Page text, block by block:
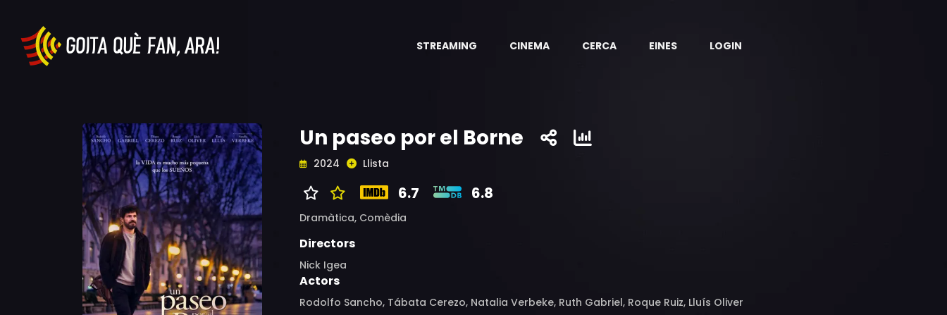
STREAMING CINEMA CERCA EINES LOGIN
Un paseo por el Borne
2024 Llista
6.7 6.8
Dramàtica, Comèdia
Directors
Nick Igea
Actors
Rodolfo Sancho, Tábata Cerezo, Natalia Verbeke, Ruth Gabriel, Roque Ruiz, Lluís Oliver